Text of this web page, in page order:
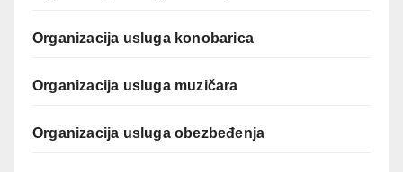
Organizacija usluga konobarica
Organizacija usluga muzičara
Organizacija usluga obezbeđenja